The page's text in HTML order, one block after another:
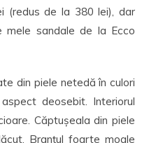
(redus de la 380 lei), dar
sandale de la Ecco
din piele netedă în culori
deosebit. Interiorul
Căptușeala din piele
Branțul foarte moale